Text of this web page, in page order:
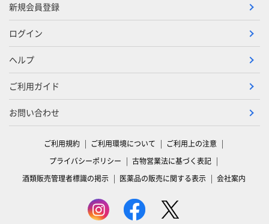
新規会員登録
ログイン
ヘルプ
ご利用ガイド
お問い合わせ
ご利用規約 ご利用環境について
ご利用上の注意
プライバシーポリシー
古物営業法に基づく表記
酒類販売管理者標識の掲示
医薬品の販売に関する表示 会社案内